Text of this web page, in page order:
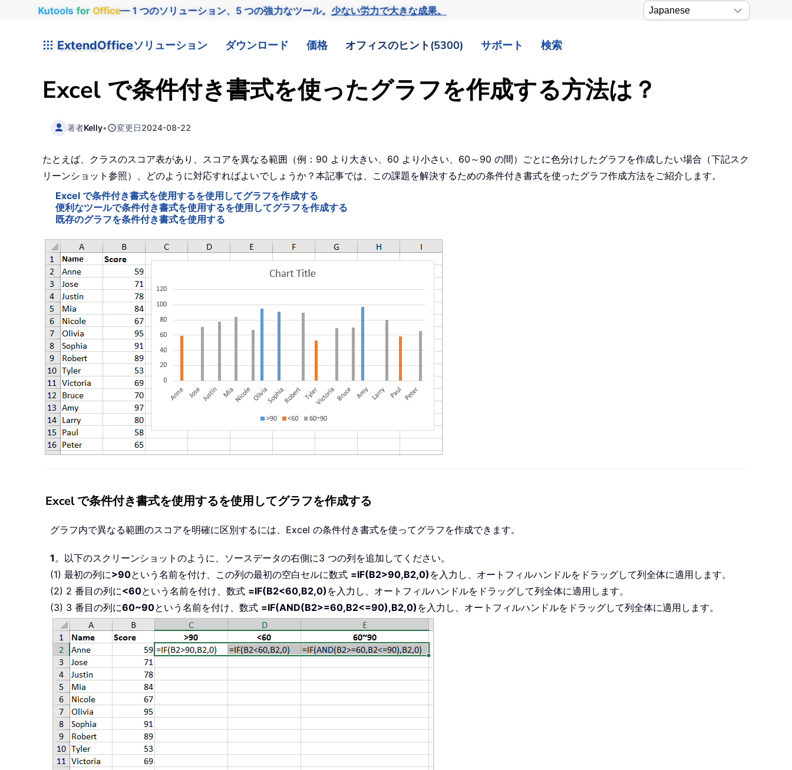
Kutools for Office— 1 つのソリューション、5 つの強力なツール。少ない労力で大きな成果。
ExtendOfficeソリューション ダウンロード 価格 オフィスのヒント(5300) サポート 検索
Excel で条件付き書式を使ったグラフを作成する方法は？
著者Kelly• 変更日2024-08-22
たとえば、クラスのスコア表があり、スコアを異なる範囲（例：90 より大きい、60 より小さい、60～90 の間）ごとに色分けしたグラフを作成したい場合（下記スク
リーンショット参照）、どのように対応すればよいでしょうか？本記事では、この課題を解決するための条件付き書式を使ったグラフ作成方法をご紹介します。
Excel で条件付き書式を使用するを使用してグラフを作成する
便利なツールで条件付き書式を使用するを使用してグラフを作成する
既存のグラフを条件付き書式を使用する
Excel で条件付き書式を使用するを使用してグラフを作成する
グラフ内で異なる範囲のスコアを明確に区別するには、Excel の条件付き書式を使ってグラフを作成できます。
1。以下のスクリーンショットのように、ソースデータの右側に3 つの列を追加してください。
(1) 最初の列に>90という名前を付け、この列の最初の空白セルに数式 =IF(B2>90,B2,0) を入力し、オートフィルハンドルをドラッグして列全体に適用します。
(2) 2 番目の列に<60という名前を付け、数式 =IF(B2<60,B2,0) を入力し、オートフィルハンドルをドラッグして列全体に適用します。
(3) 3 番目の列に60~90という名前を付け、数式 =IF(AND(B2>=60,B2<=90),B2,0) を入力し、オートフィルハンドルをドラッグして列全体に適用します。